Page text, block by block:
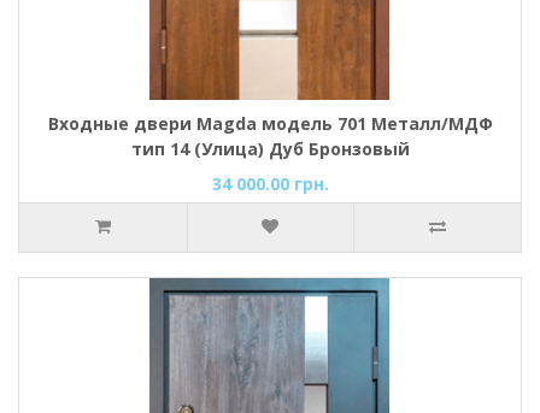
Входные двери Magda модель 701 Металл/МДФ
тип 14 (Улица) Дуб Бронзовый
34 000.00 грн.